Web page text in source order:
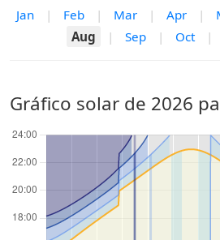
Jan | Feb | Mar | Apr |
Aug
| Sep | Oct |
Gráfico solar de 2026